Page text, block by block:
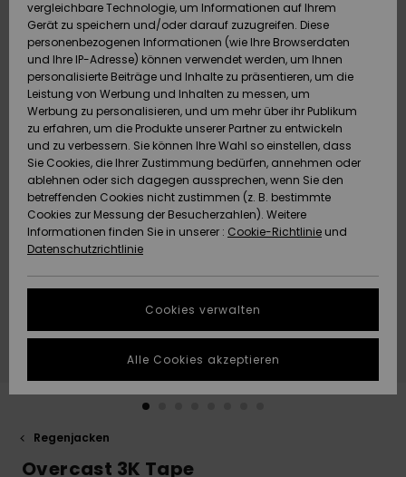
Flip-Flops
Surf
Snow
Brandneu
Highlights
Flip-Flops
Surf
Snow
Brandneu
Highlights
Snow
SURF
Highlights
Community
SNOW
Snow Shop
Damen
Highlights
Community
DOPPELTER
RABATT
Outlet
Frauen
HILFE & KONTAKT
Bezahlung
Geschenkkarte
Quiksilver
Freedom
Datenschutz
Starten Sie eine
um die
schnellste
Antwort auf Ihre
NACHHALTIGKEIT
SHOPS
QUIKSILVER APP
WUNSCHLISTE
Regenjacken
Overcast 3K Tape
vergleichbare Technologie, um Informationen auf Ihrem
Gerät zu speichern und/oder darauf zuzugreifen. Diese
personenbezogenen Informationen (wie Ihre Browserdaten
und Ihre IP-Adresse) können verwendet werden, um Ihnen
personalisierte Beiträge und Inhalte zu präsentieren, um die
Leistung von Werbung und Inhalten zu messen, um
Werbung zu personalisieren, und um mehr über ihr Publikum
zu erfahren, um die Produkte unserer Partner zu entwickeln
und zu verbessern. Sie können Ihre Wahl so einstellen, dass
Sie Cookies, die Ihrer Zustimmung bedürfen, annehmen oder
ablehnen oder sich dagegen aussprechen, wenn Sie den
betreffenden Cookies nicht zustimmen (z. B. bestimmte
Cookies zur Messung der Besucherzahlen). Weitere
Informationen finden Sie in unserer : Cookie-Richtlinie und
Datenschutzrichtlinie
Cookies verwalten
Alle Cookies akzeptieren